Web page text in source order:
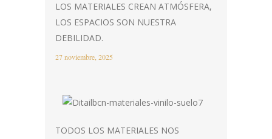
LOS MATERIALES CREAN ATMÓSFERA,
LOS ESPACIOS SON NUESTRA
DEBILIDAD.
27 noviembre, 2025
TODOS LOS MATERIALES NOS